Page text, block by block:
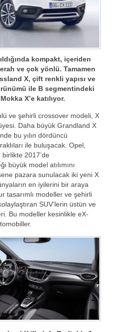
kompakt, içeriden
ve çok yönlü. Tamamen
X, çift renkli yapısı ve
ile B segmentindeki
X’e katılıyor.
ve şehirli crossover modeli, X
Daha büyük Grandland X
bu yılın dördüncü
ile buluşacak. Opel,
2017’de
büyük model atılımını
pazara sunulacak iki yeni X
en iyilerini bir araya
tasarımlı modeller ve şehirli
SUV’lerin üstün ve
Bu modeller kesinlikle eX-